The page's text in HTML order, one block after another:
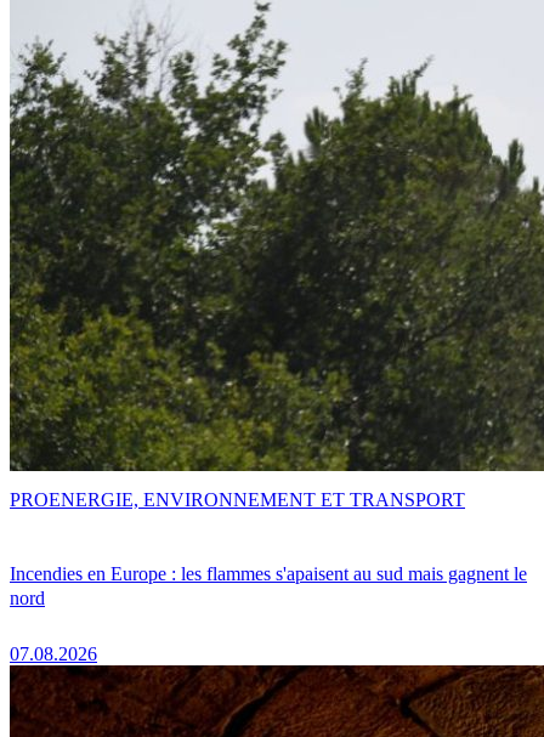
Incendies en Europe : les flammes s'apaisent au sud mais gagnent le
nord
07.08.2026
PROENERGIE, ENVIRONNEMENT ET TRANSPORT